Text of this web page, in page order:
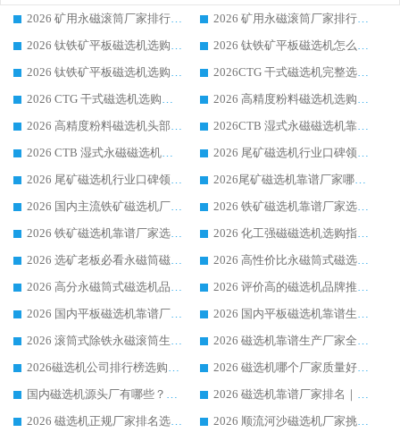
2026 矿用永磁滚筒厂家排行榜选购干货指南 行业口碑标杆华体会手机网页版-华体会(中国) 实力出众
2026 矿用永磁滚筒厂家排行榜选购指南，行业口碑领域强者华体会手机网页版-华体会(中国)
2026 钛铁矿平板磁选机选购全攻略 市场公认优质品牌厂家实力排行榜
2026 钛铁矿平板磁选机怎么选 靠谱生产企业实力排行榜选购参考攻略
2026 钛铁矿平板磁选机选购指南 行业口碑优选品牌生产企业实力排行榜
2026CTG 干式磁选机完整选购指南 行业口碑顶尖靠谱生产龙头厂家实力推荐
2026 CTG 干式磁选机选购指南|行业口碑靠谱生产厂家领域强者推荐
2026 高精度粉料磁选机选购全攻略 行业优质品牌华体会手机网页版-华体会(中国) 实力深度解析
2026 高精度粉料磁选机头部厂家选购指南 行业口碑靠谱品牌推荐 领域强者华体会手机网页版-华体会(中国) 解析
2026CTB 湿式永磁磁选机靠谱厂家实力排行榜 铁矿选矿设备采购全流程选购指南
2026 CTB 湿式永磁磁选机选购指南|行业口碑良好品牌推荐，领域强者华体会手机网页版-华体会(中国)
2026 尾矿磁选机行业口碑领域强者，源头直供国内主流厂家华体会手机网页版-华体会(中国) 一站式服务
2026 尾矿磁选机行业口碑领域强者，源头直供国内主流厂家华体会手机网页版-华体会(中国) 一站式服务
2026尾矿磁选机靠谱厂家哪家好 行业口碑领域强者华体会手机网页版-华体会(中国) 推荐
2026 国内主流铁矿磁选机厂家选购指南|行业口碑好品牌推荐，领域强者华体会手机网页版-华体会(中国)
2026 铁矿磁选机靠谱厂家选购全攻略 行业标杆华体会手机网页版-华体会(中国) 设备性价比出众
2026 铁矿磁选机靠谱厂家选购指南，领域强者华体会手机网页版-华体会(中国) 铁矿磁选机性价比高
2026 化工强磁磁选机选购指南 5 家行业口碑靠谱厂家领域强者推荐
2026 选矿老板必看永磁筒磁选机推荐 行业头部品牌口碑设备选购全攻略
2026 高性价比永磁筒式磁选机品牌盘点 行业强者口碑实测选购完整指南
2026 高分永磁筒式磁选机品牌推荐 选矿设备强者对比测评采购避坑全攻略
2026 评价高的磁选机品牌推荐选购指南，永磁筒式磁选机设备领域强者全景行业口碑解析
2026 国内平板磁选机靠谱厂家排名 行业实测口碑设备按需选购全指南
2026 国内平板磁选机靠谱生产厂家推荐排名|行业口碑选购指南，领域强者按需选设备
2026 滚筒式除铁永磁滚筒生产厂家推荐排名|行业口碑选购指南，领域强者源头厂商精选
2026 磁选机靠谱生产厂家全梳理 分场景选型行业头部品牌选购参考攻略
2026磁选机公司排行榜选购指南|正规源头厂家推荐，领域强者高性价比靠谱信赖品牌
2026 磁选机哪个厂家质量好？十大靠谱磁电企业排名选购指南
国内磁选机源头厂有哪些？2026 综合实力排名与采购避坑技巧
2026 磁选机靠谱厂家排名｜华体会手机网页版-华体会(中国) 高性价比磁选机磁电品牌
2026 磁选机正规厂家排名选购指南|行业口碑信赖品牌推荐性价比高靠谱磁电企业
2026 顺流河沙磁选机厂家挑选攻略 | 业内口碑龙头企业高性价比品牌推荐